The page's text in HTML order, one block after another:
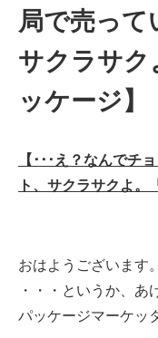
局で売って
サクラサ
ッケージ】
【･･･え？なんでチ
ト、サクラサクよ。
おはようございます。
・・・というか、あ
パッケージマーケッ